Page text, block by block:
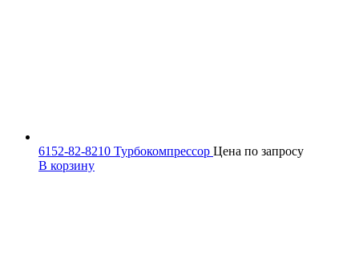
6152-82-8210 Турбокомпрессор Цена по запросу
В корзину